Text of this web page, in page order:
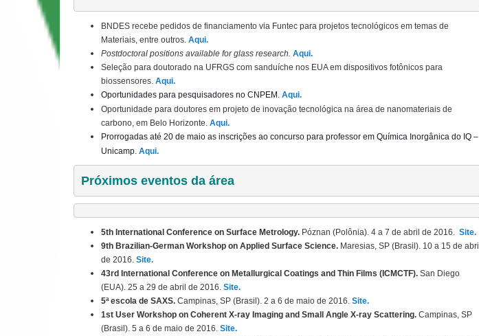
BNDES recebe pedidos de financiamento via Funtec para projetos tecnológicos em temas de
Materiais, entre outros. Aqui.
Postdoctoral positions available for glass research. Aqui.
Seleção para doutorado na UFRGS com sanduíche nos EUA em dispositivos fotônicos para
biossensores. Aqui.
Oportunidades para pesquisadores no CNPEM. Aqui.
Oportunidade para doutores em projeto de inovação tecnológica na área de nanomateriais de
carbono, em Belo Horizonte. Aqui.
Prorrogadas até 20 de maio as inscrições ao concurso para professor em Química Inorgânica do IQ –
Unicamp. Aqui.
Próximos eventos da área
5th International Conference on Surface Metrology. Póznan (Polônia). 4 a 7 de abril de 2016. Site.
9th Brazilian-German Workshop on Applied Surface Science. Maresias, SP (Brasil). 10 a 15 de abril
de 2016. Site.
43rd International Conference on Metallurgical Coatings and Thin Films (ICMCTF). San Diego
(EUA). 25 a 29 de abril de 2016. Site.
5ª escola de SAXS. Campinas, SP (Brasil). 2 a 6 de maio de 2016. Site.
1st User Workshop on Coherent X-ray Imaging and Small Angle X-ray Scattering. Campinas, SP
(Brasil). 5 a 6 de maio de 2016. Site.